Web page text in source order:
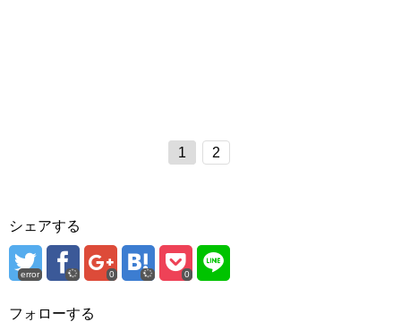
1 2
シェアする
error 0 0
フォローする